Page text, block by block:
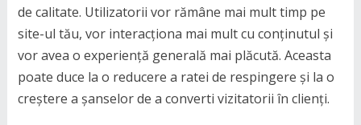
de calitate. Utilizatorii vor rămâne mai mult timp pe
site-ul tău, vor interacționa mai mult cu conținutul și
vor avea o experiență generală mai plăcută. Aceasta
poate duce la o reducere a ratei de respingere și la o
creștere a șanselor de a converti vizitatorii în clienți.